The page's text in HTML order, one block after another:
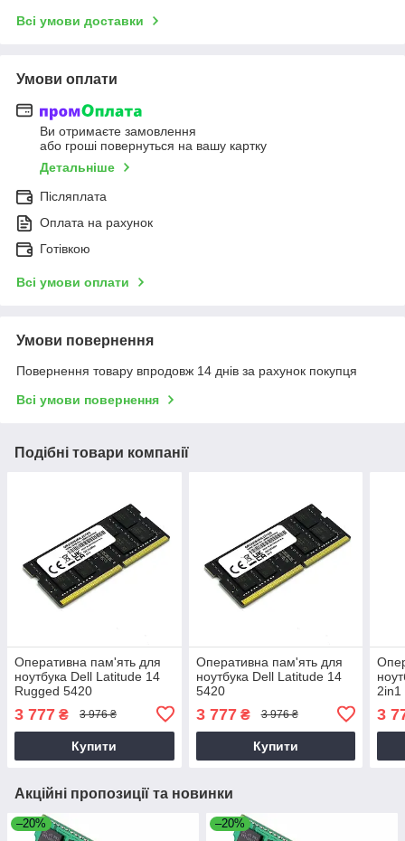
Всі умови доставки
Умови оплати
Ви отримаєте замовлення
або гроші повернуться на вашу картку
Детальніше
Післяплата
Оплата на рахунок
Готівкою
Всі умови оплати
Умови повернення
Повернення товару впродовж 14 днів за рахунок покупця
Всі умови повернення
Подібні товари компанії
Оперативна пам'ять для
ноутбука Dell Latitude 14
Rugged 5420
3 777 ₴ 3 976 ₴
Купити
Оперативна пам'ять для
ноутбука Dell Latitude 14
5420
3 777₴ 3 976 ₴
Купити
2in1
3
Акційні пропозиції та новинки
–20% –20%